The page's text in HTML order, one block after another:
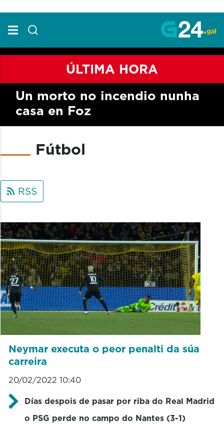
ÚLTIMA HORA
Un morto no incendio nunha
casa en Foz
Fútbol
RSS
Neymar executa o peor penalti da súa
carreira
20/02/2022 10:40
Días despois de pasar por riba do Real Madrid
o PSG perde no campo do Nantes (3-1)